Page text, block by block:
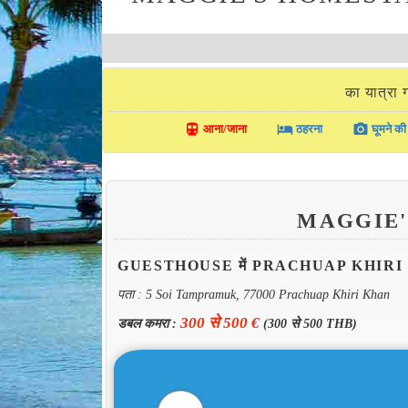
का
directions_transit आना/जाना local_hotelठहरना photo_camera घूमने
GUESTHOUSE में PRACHUAP KHIRI
पता : 5 Soi Tampramuk, 77000 Prachuap Khiri Khan
डबल कमरा : 300 से 500 €(300 से 500 THB)